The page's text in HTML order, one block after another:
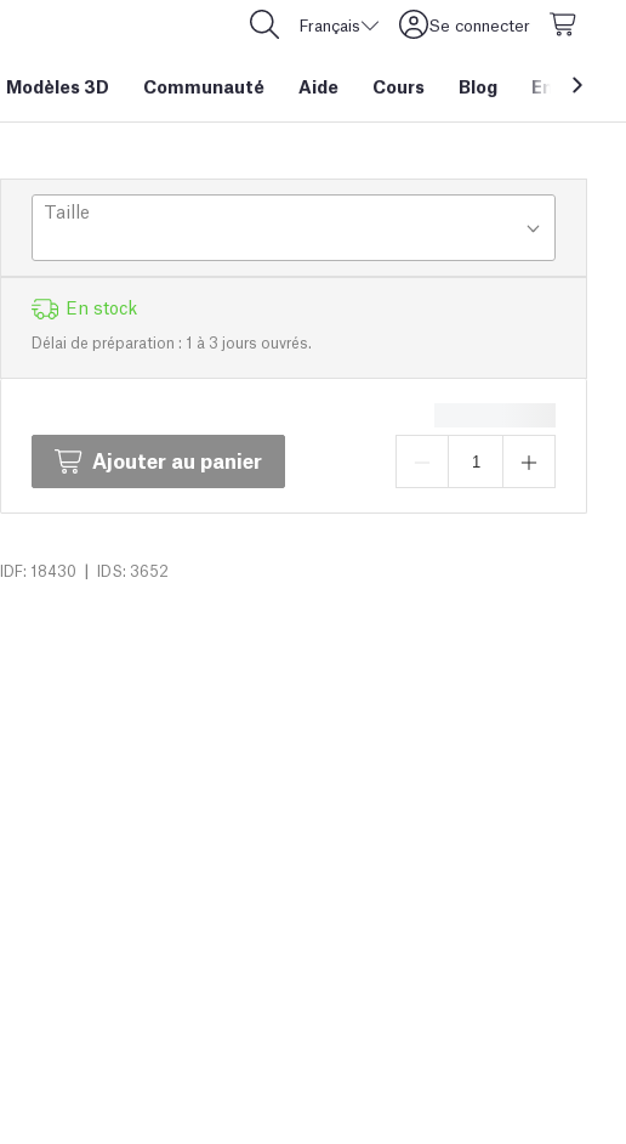
Français Se connecter
Modèles 3D Communauté Aide Cours Blog Entreprise
Taille
En stock
Délai de préparation : 1 à 3 jours ouvrés.
Ajouter au panier
IDF: 18430 | IDS: 3652